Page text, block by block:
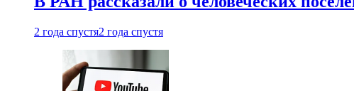
2 года спустя2 года спустя